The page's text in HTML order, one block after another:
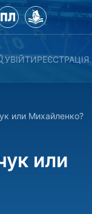
УВІЙТИРЕЄСТРАЦІЯ
или Михайленко?
или